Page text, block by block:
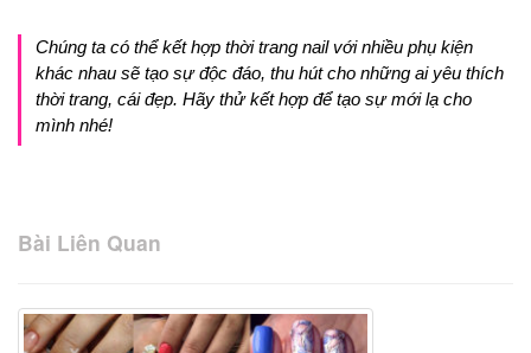
Chúng ta có thể kết hợp thời trang nail với nhiều phụ kiện
khác nhau sẽ tạo sự độc đáo, thu hút cho những ai yêu thích
thời trang, cái đẹp. Hãy thử kết hợp để tạo sự mới lạ cho
mình nhé!
Bài Liên Quan